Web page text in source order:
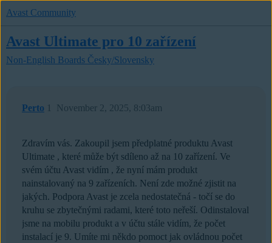
Avast Community
Avast Ultimate pro 10 zařízení
Non-English Boards Česky/Slovensky
Perto November 2, 2025, 8:03am
1
Zdravím vás. Zakoupil jsem předplatné produktu Avast
Ultimate , které může být sdíleno až na 10 zařízení. Ve
svém účtu Avast vidím , že nyní mám produkt
nainstalovaný na 9 zařízeních. Není zde možné zjistit na
jakých. Podpora Avast je zcela nedostatečná - točí se do
kruhu se zbytečnými radami, které toto neřeší. Odinstaloval
jsme na mobilu produkt a v účtu stále vidím, že počet
instalací je 9. Umíte mi někdo pomoct jak ovládnou počet